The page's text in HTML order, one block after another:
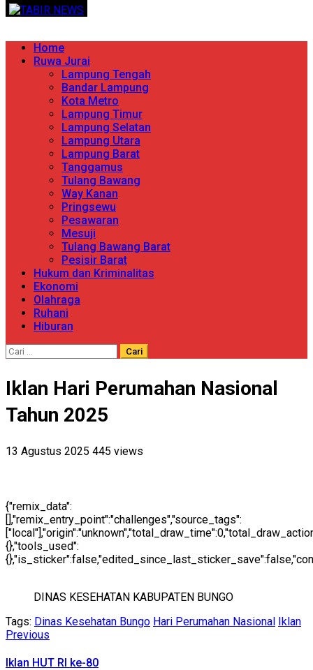
Skip
content
TERPERCAYA MENYINGKAP BERITA
Primary
Menu
Home
Ruwa Jurai
Lampung Tengah
Bandar Lampung
Kota Metro
Lampung Timur
Lampung Selatan
Lampung Utara
Lampung Barat
Tanggamus
Tulang Bawang
Way Kanan
Pringsewu
Pesawaran
Mesuji
Tulang Bawang Barat
Pesisir Barat
Hukum dan Kriminalitas
Ekonomi
Olahraga
Ruhani
Hiburan
Cari
Iklan Hari Perumahan Nasional
Tahun 2025
13 Agustus 2025 445 views
{"remix_data":
[],"remix_entry_point":"challenges","source_tags":
{},"tools_used":
DINAS KESEHATAN KABUPATEN BUNGO
Tags: Dinas Kesehatan Bungo Hari Perumahan Nasional Iklan
Continue
Reading
Previous
Iklan HUT RI ke-80